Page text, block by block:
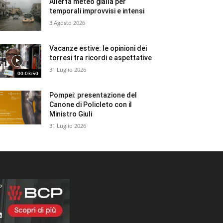
temporali improvvisi e intensi
3 Agosto 2026
00:03:50
Vacanze estive: le opinioni dei
torresi tra ricordi e aspettative
31 Luglio 2026
Pompei: presentazione del
Canone di Policleto con il
Ministro Giuli
31 Luglio 2026